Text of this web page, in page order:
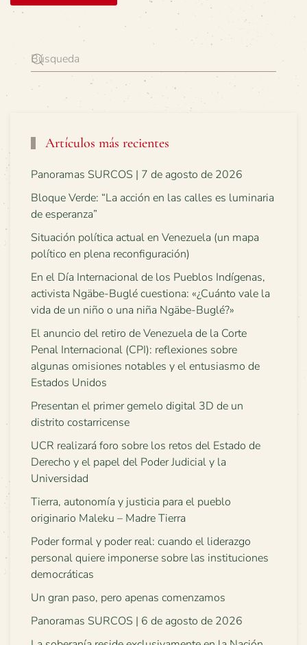
Artículos más recientes
Panoramas SURCOS | 7 de agosto de 2026
Bloque Verde: “La acción en las calles es luminaria
de esperanza”
Situación política actual en Venezuela (un mapa
político en plena reconfiguración)
En el Día Internacional de los Pueblos Indígenas,
activista Ngäbe-Buglé cuestiona: «¿Cuánto vale la
vida de un niño o una niña Ngäbe-Buglé?»
El anuncio del retiro de Venezuela de la Corte
Penal Internacional (CPI): reflexiones sobre
algunas omisiones notables y el entusiasmo de
Estados Unidos
Presentan el primer gemelo digital 3D de un
distrito costarricense
UCR realizará foro sobre los retos del Estado de
Derecho y el papel del Poder Judicial y la
Universidad
Tierra, autonomía y justicia para el pueblo
originario Maleku – Madre Tierra
Poder formal y poder real: cuando el liderazgo
personal quiere imponerse sobre las instituciones
democráticas
Un gran paso, pero apenas comenzamos
Panoramas SURCOS | 6 de agosto de 2026